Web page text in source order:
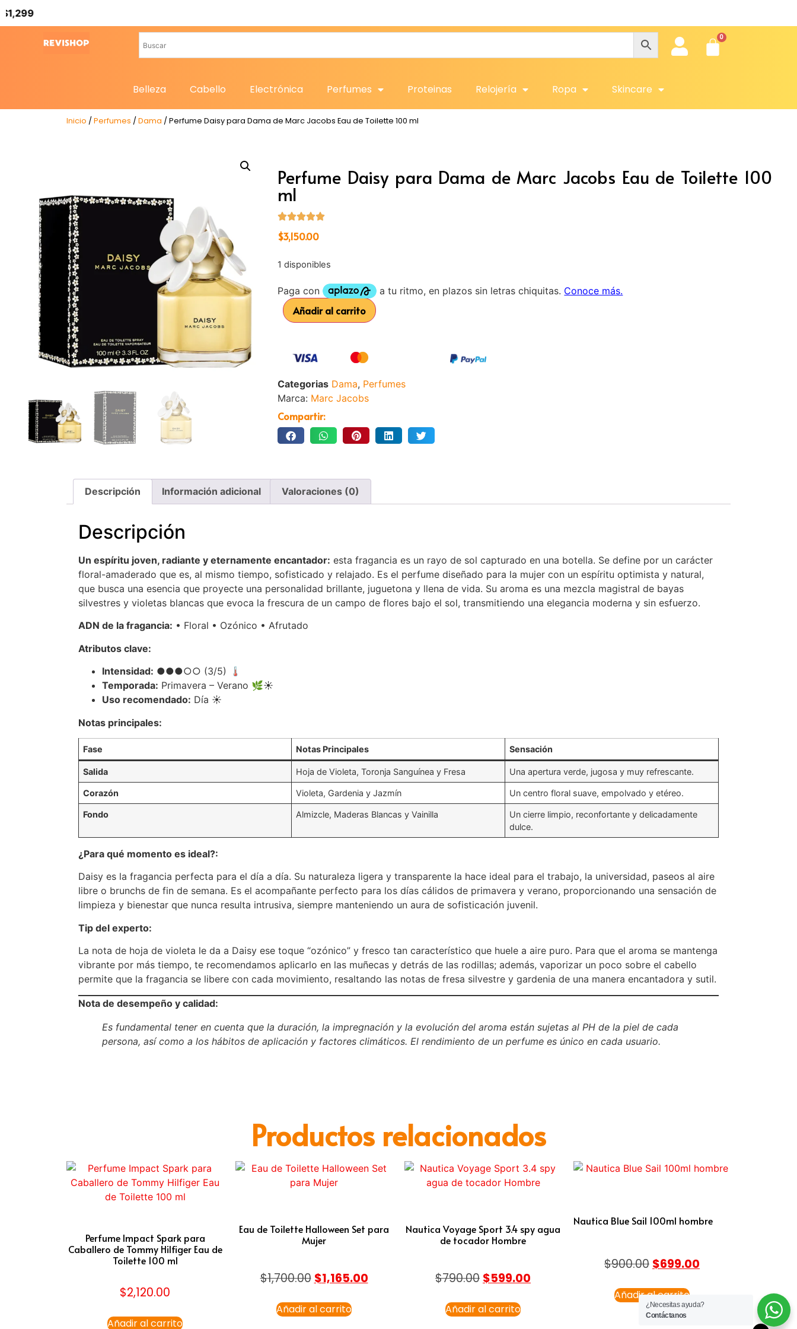
Belleza Cabello Electrónica Perfumes Proteinas Relojería Ropa Skincare
Inicio / Perfumes / Dama / Perfume Daisy para Dama de Marc Jacobs Eau de Toilette 100 ml
Perfume Daisy para Dama de Marc Jacobs Eau de Toilette 100
ml
$3,150.00
1 disponibles
Añadir al carrito
Categorias Dama, Perfumes
Marca: Marc Jacobs
Compartir:
Descripción Información adicional Valoraciones (0)
Descripción
Un espíritu joven, radiante y eternamente encantador: esta fragancia es un rayo de sol capturado en una botella. Se define por un carácter
floral-amaderado que es, al mismo tiempo, sofisticado y relajado. Es el perfume diseñado para la mujer con un espíritu optimista y natural,
que busca una esencia que proyecte una personalidad brillante, juguetona y llena de vida. Su aroma es una mezcla magistral de bayas
silvestres y violetas blancas que evoca la frescura de un campo de flores bajo el sol, transmitiendo una elegancia moderna y sin esfuerzo.
ADN de la fragancia: • Floral • Ozónico • Afrutado
Atributos clave:
Intensidad: ●●●○○ (3/5) 🌡️
Temporada: Primavera – Verano 🌿☀️
Uso recomendado: Día ☀️
Notas principales:
Fase Notas Principales Sensación
Salida Hoja de Violeta, Toronja Sanguínea y Fresa Una apertura verde, jugosa y muy refrescante.
Corazón Violeta, Gardenia y Jazmín Un centro floral suave, empolvado y etéreo.
Fondo Almizcle, Maderas Blancas y Vainilla
Un cierre limpio, reconfortante y delicadamente
dulce.
¿Para qué momento es ideal?:
Daisy es la fragancia perfecta para el día a día. Su naturaleza ligera y transparente la hace ideal para el trabajo, la universidad, paseos al aire
libre o brunchs de fin de semana. Es el acompañante perfecto para los días cálidos de primavera y verano, proporcionando una sensación de
limpieza y bienestar que nunca resulta intrusiva, siempre manteniendo un aura de sofisticación juvenil.
Tip del experto:
La nota de hoja de violeta le da a Daisy ese toque “ozónico” y fresco tan característico que huele a aire puro. Para que el aroma se mantenga
vibrante por más tiempo, te recomendamos aplicarlo en las muñecas y detrás de las rodillas; además, vaporizar un poco sobre el cabello
permite que la fragancia se libere con cada movimiento, resaltando las notas de fresa silvestre y gardenia de una manera encantadora y sutil.
Nota de desempeño y calidad:
Es fundamental tener en cuenta que la duración, la impregnación y la evolución del aroma están sujetas al PH de la piel de cada
persona, así como a los hábitos de aplicación y factores climáticos. El rendimiento de un perfume es único en cada usuario.
Productos relacionados
Perfume Impact Spark para
Caballero de Tommy Hilfiger Eau de
Toilette 100 ml
$2,120.00
Añadir al carrito
Eau de Toilette Halloween Set para
Mujer
$1,700.00 $1,165.00
Añadir al carrito
Nautica Voyage Sport 3.4 spy agua
de tocador Hombre
$790.00 $599.00
Añadir al carrito
Nautica Blue Sail 100ml hombre
$900.00 $699.00
Añadir al carrito
¿Necesitas ayuda?
Contáctanos